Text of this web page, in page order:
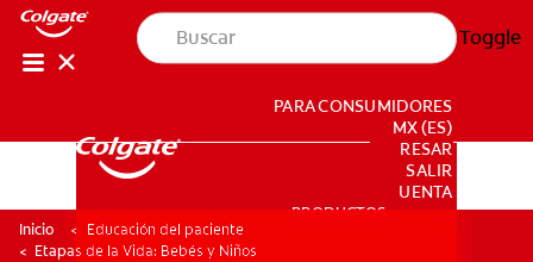
Toggle
PRODUCTOS
PARA CONSUMIDORES
MX (ES)
INGRESAR
SALIR
CONFIGURACIÓN DE LA CUENTA
PRODUCTOS
Inicio
Educación del paciente
Etapas de la Vida: Bebés y Niños